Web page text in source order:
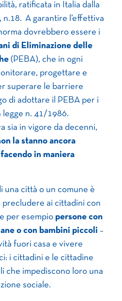
ratificata in Italia dalla
n.18. A garantire l’effettiva
dovrebbero essere i
di Eliminazione delle
(PEBA), che in ogni
progettare e
superare le barriere
di adottare il PEBA per i
legge n. 41/1986.
sia in vigore da decenni,
la stanno ancora
in maniera
una città o un comune è
precludere ai cittadini con
per esempio persone con
o con bambini piccoli –
fuori casa e vivere
i cittadini e le cittadine
che impediscono loro una
sociale.